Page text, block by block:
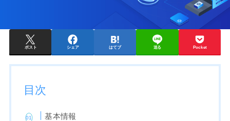
ポスト シェア はてブ 送る Pocket
目次
基本情報